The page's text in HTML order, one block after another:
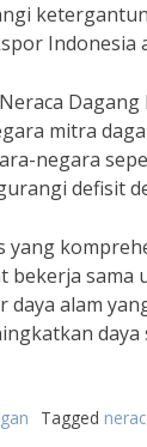
Indonesia
mitra
negara
defisit
yang
bekerja
daya alam
daya
Tagged